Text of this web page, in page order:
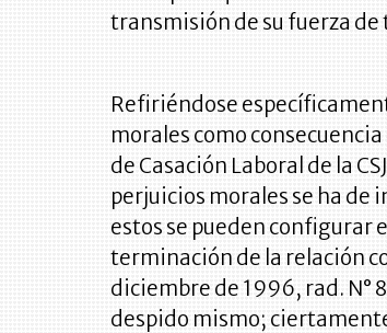
transmisión de su fuerza
Refiriéndose
morales como
de Casación Laboral de la
perjuicios morales se ha de
estos se pueden configurar
terminación de la relación
diciembre de 1996, rad. N°
despido mismo;